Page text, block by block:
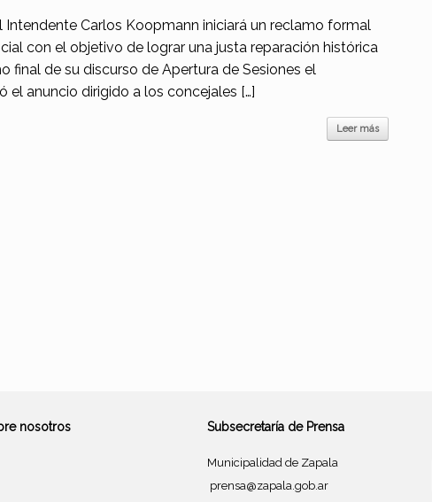
Intendente Carlos Koopmann iniciará un reclamo formal
con el objetivo de lograr una justa reparación histórica
final de su discurso de Apertura de Sesiones el
el anuncio dirigido a los concejales […]
Leer más
nosotros Subsecretaría de Prensa
Municipalidad de Zapala
prensa@zapala.gob.ar